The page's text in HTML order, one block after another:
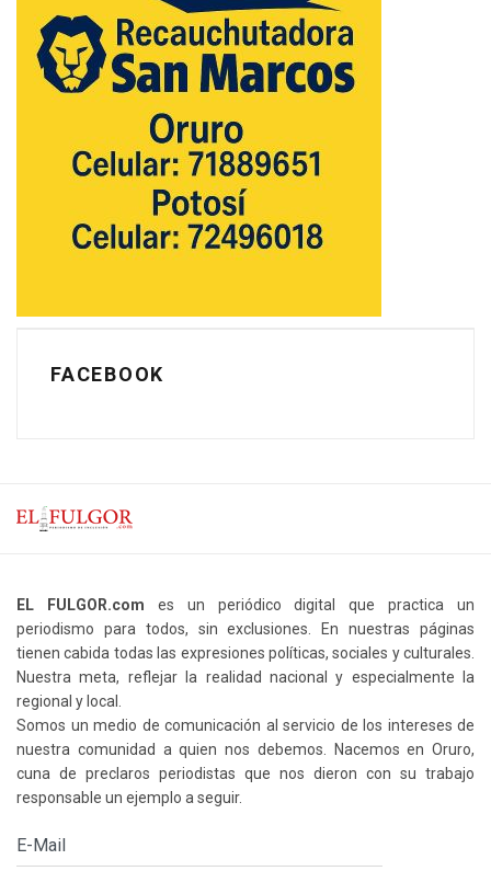
FACEBOOK
EL FULGOR.com es un periódico digital que practica un
periodismo para todos, sin exclusiones. En nuestras páginas
tienen cabida todas las expresiones políticas, sociales y culturales.
Nuestra meta, reflejar la realidad nacional y especialmente la
regional y local.
Somos un medio de comunicación al servicio de los intereses de
nuestra comunidad a quien nos debemos. Nacemos en Oruro,
cuna de preclaros periodistas que nos dieron con su trabajo
responsable un ejemplo a seguir.